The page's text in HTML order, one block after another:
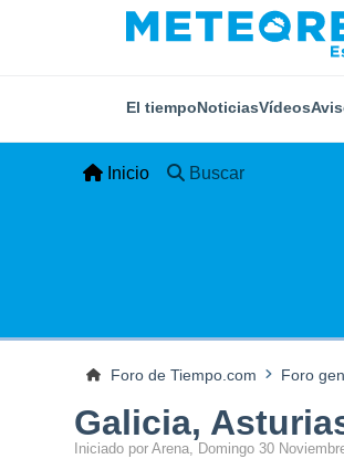
El tiempoNoticiasVídeos
Inicio Buscar
Foro de Tiempo.com Foro
Galicia,
Iniciado por Arena, Domingo 30